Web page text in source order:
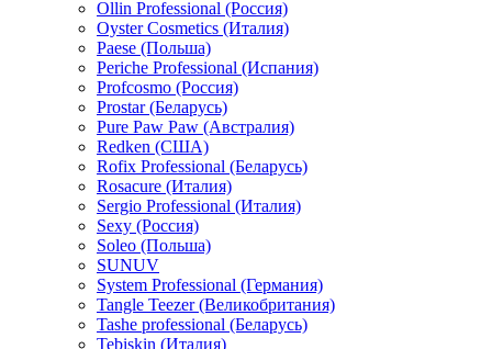
Ollin Professional (Россия)
Oyster Cosmetics (Италия)
Paese (Польша)
Periche Professional (Испания)
Profcosmo (Россия)
Prostar (Беларусь)
Pure Paw Paw (Австралия)
Redken (США)
Rofix Professional (Беларусь)
Rosacure (Италия)
Sergio Professional (Италия)
Sexy (Россия)
Soleo (Польша)
SUNUV
System Professional (Германия)
Tangle Teezer (Великобритания)
Tashe professional (Беларусь)
Tebiskin (Италия)